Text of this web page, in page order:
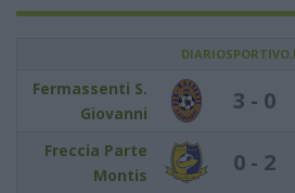
Fermassenti S.
Giovanni
3 - 0
Freccia Parte
Montis
0 - 2